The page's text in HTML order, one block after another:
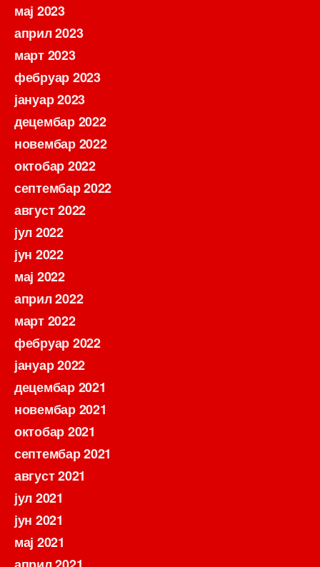
мај 2023
април 2023
март 2023
фебруар 2023
јануар 2023
децембар 2022
новембар 2022
октобар 2022
септембар 2022
август 2022
јул 2022
јун 2022
мај 2022
април 2022
март 2022
фебруар 2022
јануар 2022
децембар 2021
новембар 2021
октобар 2021
септембар 2021
август 2021
јул 2021
јун 2021
мај 2021